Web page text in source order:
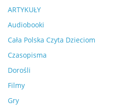
ARTYKUŁY
Audiobooki
Cała Polska Czyta Dzieciom
Czasopisma
Dorośli
Filmy
Gry